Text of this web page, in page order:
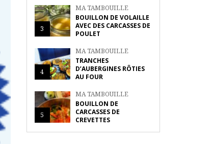
3
MA TAMBOUILLE
BOUILLON DE VOLAILLE
AVEC DES CARCASSES DE
POULET
4
MA TAMBOUILLE
TRANCHES
D’AUBERGINES RÔTIES
AU FOUR
5
MA TAMBOUILLE
BOUILLON DE
CARCASSES DE
CREVETTES